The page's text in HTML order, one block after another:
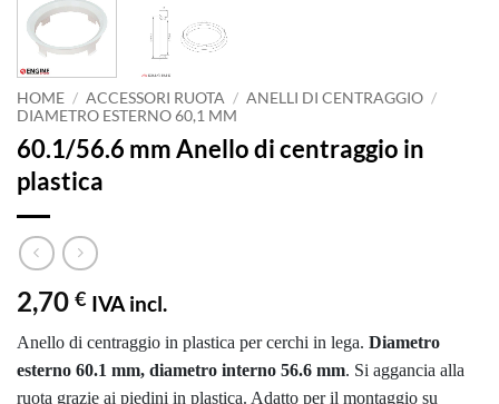
HOME / ACCESSORI RUOTA / ANELLI DI CENTRAGGIO /
DIAMETRO ESTERNO 60,1 MM
60.1/56.6 mm Anello di centraggio in
plastica
2,70 € IVA incl.
Anello di centraggio in plastica per cerchi in lega. Diametro
esterno 60.1 mm, diametro interno 56.6 mm. Si aggancia alla
ruota grazie ai piedini in plastica. Adatto per il montaggio su